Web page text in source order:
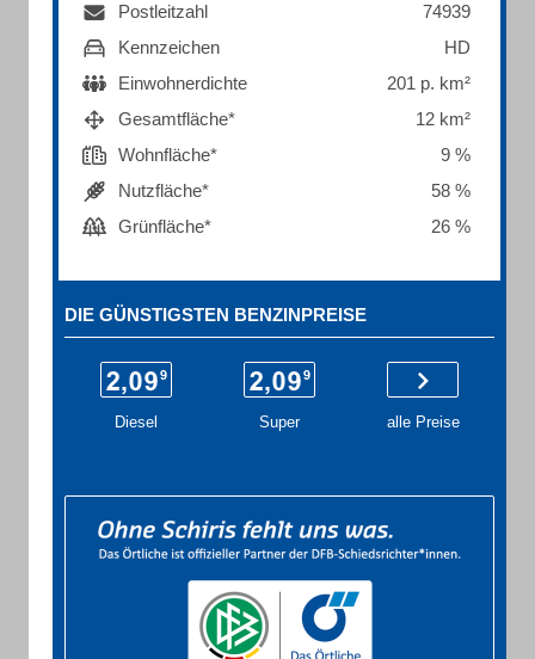
Postleitzahl
74939
Kennzeichen
HD
Einwohnerdichte
201 p. km²
Gesamtfläche*
12 km²
Wohnfläche*
9 %
Nutzfläche*
58 %
Grünfläche*
26 %
DIE GÜNSTIGSTEN BENZINPREISE
Diesel Super alle Preise